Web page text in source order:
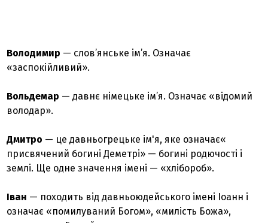
Володимир — слов’янське ім’я. Означає
«заспокійливий».
Вольдемар — давнє німецьке ім’я. Означає «відомий
володар».
Дмитро — це давньогрецьке ім'я, яке означає«
присвячений богині Деметрі» — богині родючості і
землі. Ще одне значення імені — «хлібороб».
Іван — походить від давньоюдейського імені Іоанн і
означає «помилуваний Богом», «милість Божа»,